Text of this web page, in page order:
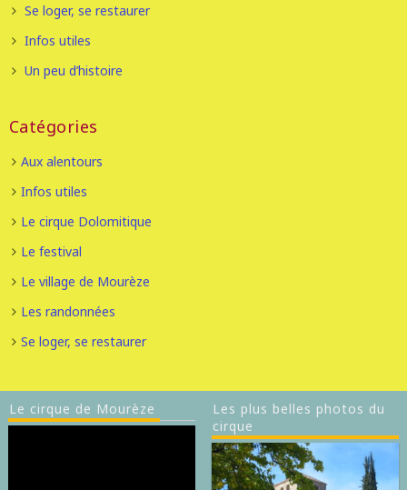
Se loger, se restaurer
Infos utiles
Un peu d’histoire
Catégories
Aux alentours
Infos utiles
Le cirque Dolomitique
Le festival
Le village de Mourèze
Les randonnées
Se loger, se restaurer
Le cirque de Mourèze
Les plus belles photos du
cirque